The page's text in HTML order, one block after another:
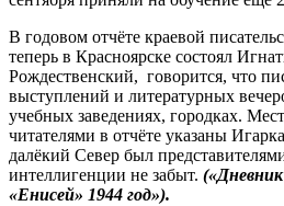
В годовом отчёте краевой
теперь в Красноярске состоял
Рождественский, говорится, что
выступлений и литературных
учебных заведениях, городках.
читателями в отчёте указаны
далёкий Север был
интеллигенции не забыт.
«Енисей» 1944 год»).